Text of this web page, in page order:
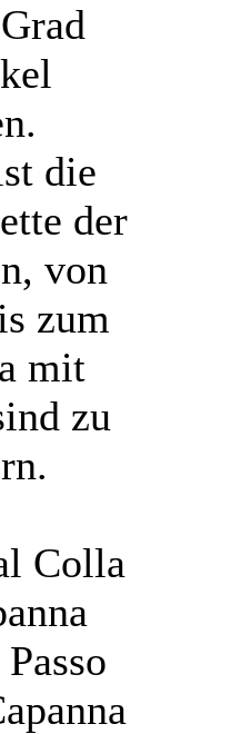
die
der
von
zum
mit
zu
Colla